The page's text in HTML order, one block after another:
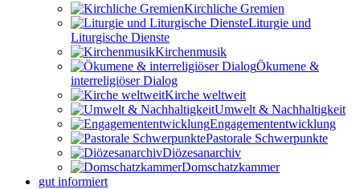
Kirchliche Gremien
Liturgie und
Liturgische Dienste
Kirchenmusik
Ökumene &
interreligiöser Dialog
Kirche weltweit
Umwelt & Nachhaltigkeit
Engagemententwicklung
Pastorale Schwerpunkte
Diözesanarchiv
Domschatzkammer
gut informiert